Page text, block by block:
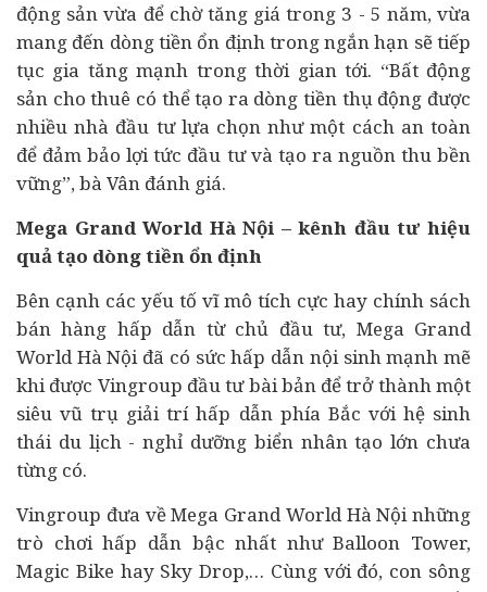
động sản vừa để chờ tăng giá trong 3 - 5 năm, vừa
mang đến dòng tiền ổn định trong ngắn hạn sẽ tiếp
tục gia tăng mạnh trong thời gian tới. “Bất động
sản cho thuê có thể tạo ra dòng tiền thụ động được
nhiều nhà đầu tư lựa chọn như một cách an toàn
để đảm bảo lợi tức đầu tư và tạo ra nguồn thu bền
vững”, bà Vân đánh giá.
Mega Grand World Hà Nội – kênh đầu tư hiệu
quả tạo dòng tiền ổn định
Bên cạnh các yếu tố vĩ mô tích cực hay chính sách
bán hàng hấp dẫn từ chủ đầu tư, Mega Grand
World Hà Nội đã có sức hấp dẫn nội sinh mạnh mẽ
khi được Vingroup đầu tư bài bản để trở thành một
siêu vũ trụ giải trí hấp dẫn phía Bắc với hệ sinh
thái du lịch - nghỉ dưỡng biển nhân tạo lớn chưa
từng có.
Vingroup đưa về Mega Grand World Hà Nội những
trò chơi hấp dẫn bậc nhất như Balloon Tower,
Magic Bike hay Sky Drop,… Cùng với đó, con sông